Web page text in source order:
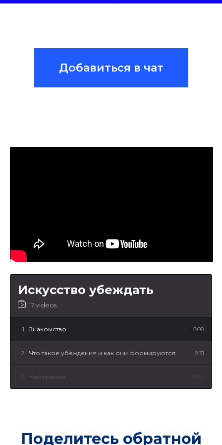
Добавиться в чат
Искусство убеждать
17 videos
1 Знакомство 5:08
2 Что такое убеждения и как они формируются 8:31
3 Намерение 8:42
Поделитесь обратной